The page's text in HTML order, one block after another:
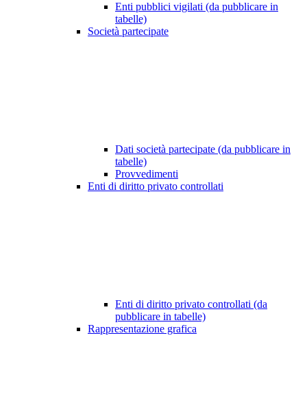
Enti pubblici vigilati (da pubblicare in
tabelle)
Società partecipate
Dati società partecipate (da pubblicare in
tabelle)
Provvedimenti
Enti di diritto privato controllati
Enti di diritto privato controllati (da
pubblicare in tabelle)
Rappresentazione grafica